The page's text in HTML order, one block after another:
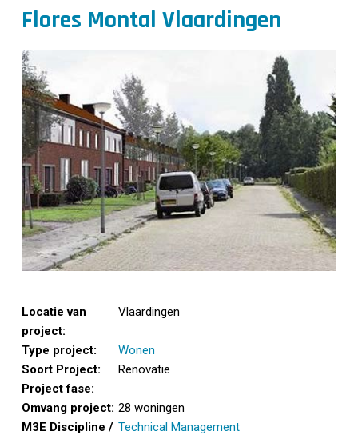
Flores Montal Vlaardingen
Locatie van
project:
Vlaardingen
Type project:
Wonen
Soort Project:
Renovatie
Project fase:
Omvang project: 28 woningen
M3E Discipline / Technical Management